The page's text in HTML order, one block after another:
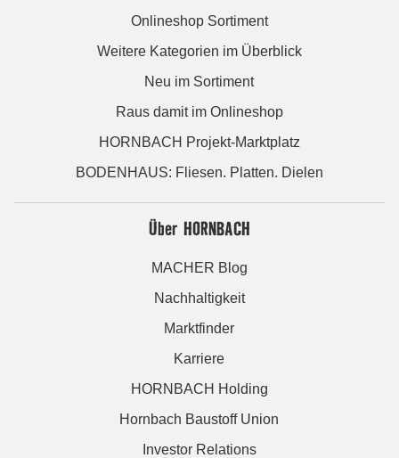
Onlineshop Sortiment
Weitere Kategorien im Überblick
Neu im Sortiment
Raus damit im Onlineshop
HORNBACH Projekt-Marktplatz
BODENHAUS: Fliesen. Platten. Dielen
Über HORNBACH
MACHER Blog
Nachhaltigkeit
Marktfinder
Karriere
HORNBACH Holding
Hornbach Baustoff Union
Investor Relations